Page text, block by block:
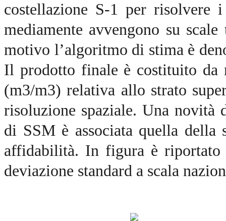
costellazione S-1 per risolvere
mediamente avvengono su
motivo l’algoritmo di stima è
Il prodotto finale è costituito da
(m3/m3) relativa allo strato
risoluzione spaziale. Una
di SSM è associata quella della
affidabilità. In figura è riportato
deviazione standard a scala